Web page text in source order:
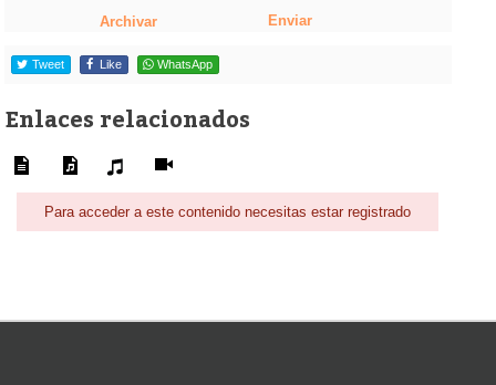
Archivar Enviar
Tweet Like WhatsApp
Enlaces relacionados
Para acceder a este contenido necesitas estar registrado